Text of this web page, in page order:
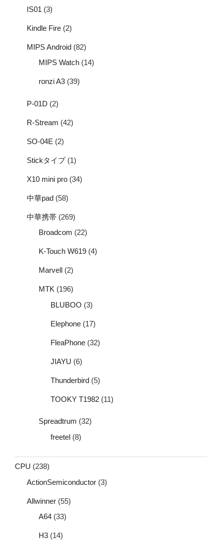
IS01 (3)
Kindle Fire (2)
MIPS Android (82)
MIPS Watch (14)
ronzi A3 (39)
P-01D (2)
R-Stream (42)
SO-04E (2)
Stickタイプ(1)
X10 mini pro (34)
中華pad (58)
中華携帯 (269)
Broadcom (22)
K-Touch W619 (4)
Marvell (2)
MTK (196)
BLUBOO (3)
Elephone (17)
FleaPhone (32)
JIAYU (6)
Thunderbird (5)
TOOKY T1982 (11)
Spreadtrum (32)
freetel (8)
CPU (238)
ActionSemiconductor (3)
Allwinner (55)
A64 (33)
H3 (14)